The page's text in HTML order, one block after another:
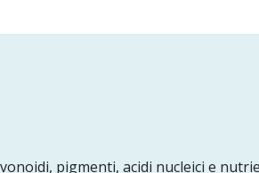
pigmenti, acidi nucleici e